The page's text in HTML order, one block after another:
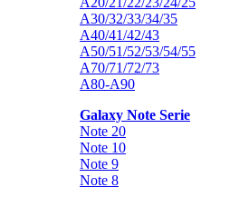
A30/32/33/34/35
A40/41/42/43
A50/51/52/53/54/55
A70/71/72/73
A80-A90
Galaxy Note Serie
Note 20
Note 10
Note 9
Note 8